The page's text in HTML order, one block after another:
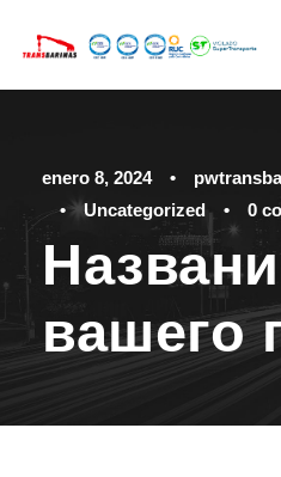
enero 8, 2024 •
•
Uncategorized • 0
вашего